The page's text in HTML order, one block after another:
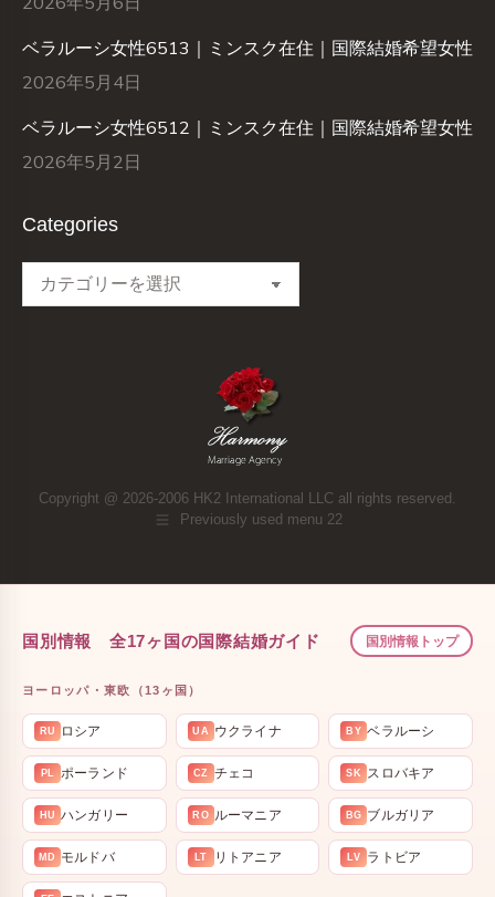
ベラルーシ女性6513｜ミンスク在住｜国際結婚希望女性
2026年5月4日
ベラルーシ女性6512｜ミンスク在住｜国際結婚希望女性
2026年5月2日
Categories
Categories
Copyright @ 2026-2006 HK2 International LLC all rights reserved.
Previously used menu 22
国別情報 全17ヶ国の国際結婚ガイド 国別情報トップ
ヨーロッパ・東欧（13ヶ国）
RU ロシア UA ウクライナ BY ベラルーシ
PL ポーランド CZ チェコ SK スロバキア
HU ハンガリー RO ルーマニア BG ブルガリア
MD モルドバ LT リトアニア LV ラトビア